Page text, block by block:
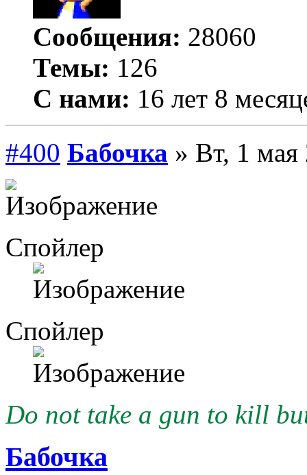
Сообщения: 28060
Темы: 126
С нами: 16 лет 8
#400 Бабочка » Вт, 1
Спойлер
Спойлер
Do not take a gun to kill
Бабочка